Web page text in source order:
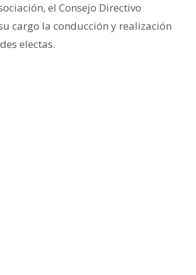
el Consejo Directivo
cargo la conducción y realización
electas.